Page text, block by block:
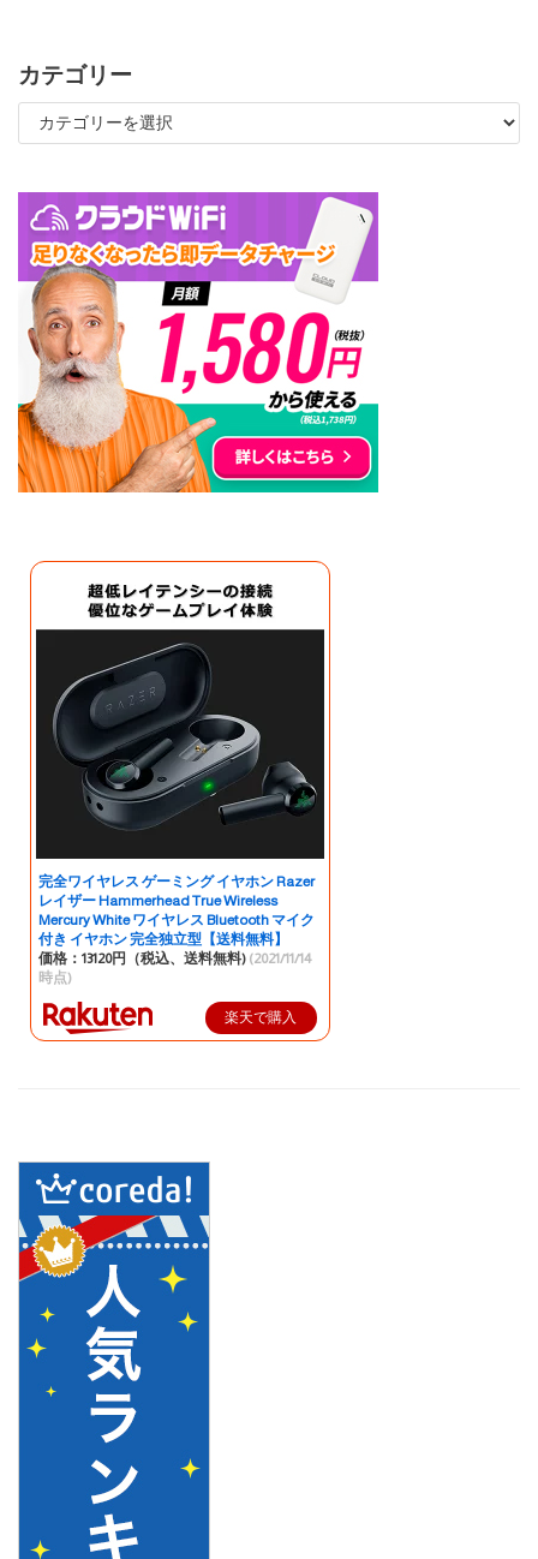
カテゴリー
完全ワイヤレス ゲーミング イヤホン Razer
レイザー Hammerhead True Wireless
Mercury White ワイヤレス Bluetooth マイク
付き イヤホン 完全独立型【送料無料】
価格：13120円（税込、送料無料) (2021/11/14
時点)
楽天で購入